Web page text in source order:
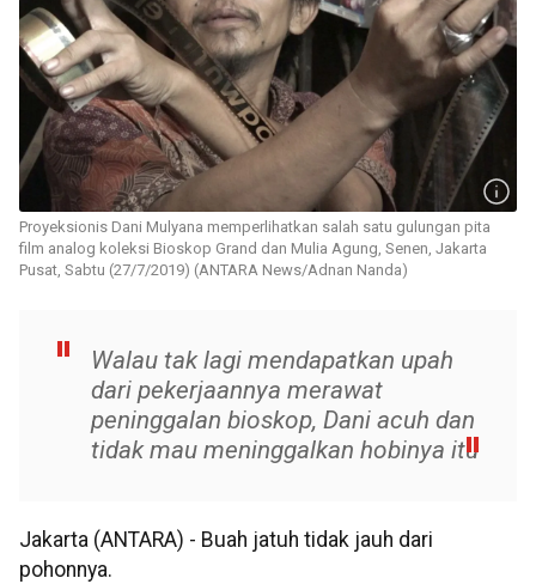
Proyeksionis Dani Mulyana memperlihatkan salah satu gulungan pita
film analog koleksi Bioskop Grand dan Mulia Agung, Senen, Jakarta
Pusat, Sabtu (27/7/2019) (ANTARA News/Adnan Nanda)
Walau tak lagi mendapatkan upah
dari pekerjaannya merawat
peninggalan bioskop, Dani acuh dan
tidak mau meninggalkan hobinya itu
Jakarta (ANTARA) - Buah jatuh tidak jauh dari
pohonnya.